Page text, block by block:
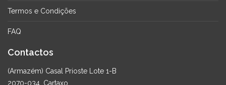
Termos e Condições
FAQ
Contactos
(Armazém) Casal Prioste Lote 1-B
2070-034, Cartaxo